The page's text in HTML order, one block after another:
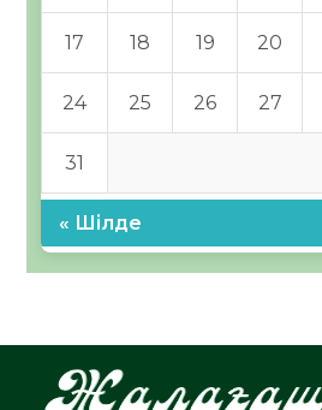
17 18 19 20
24 25 26 27
31
« Шілде